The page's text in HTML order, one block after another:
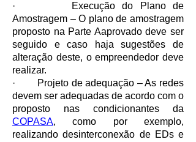
· Execução do Plano de
Amostragem – O plano de amostragem
proposto na Parte Aaprovado deve ser
seguido e caso haja sugestões de
alteração deste, o empreendedor deve
realizar.
· Projeto de adequação – As redes
devem ser adequadas de acordo com o
proposto nas condicionantes da
COPASA, como por exemplo,
realizando desinterconexão de EDs e